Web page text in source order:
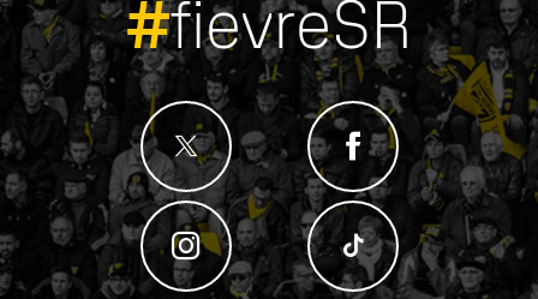
#fievreSR